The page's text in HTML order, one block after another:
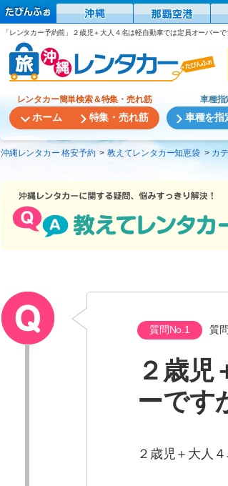
「レンタカー予約前」２歳児＋大人４名は軽自動車では定員オーバー
レンタカー簡単検索＆特集・売れ筋
ホーム 特集・売れ筋
車種指
車種を指
沖縄レンタカー 格安予約 教えてレンタカー知恵袋 カ
質問No.1 質
２歳児
ーです
２歳児＋大人